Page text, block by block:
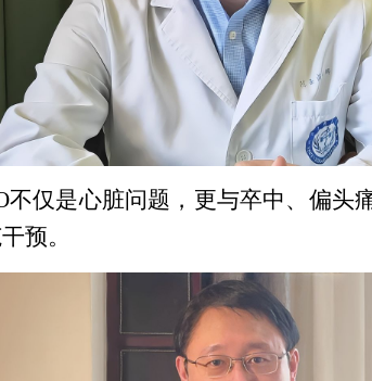
不仅是心脏问题，更与卒中、偏头
预。